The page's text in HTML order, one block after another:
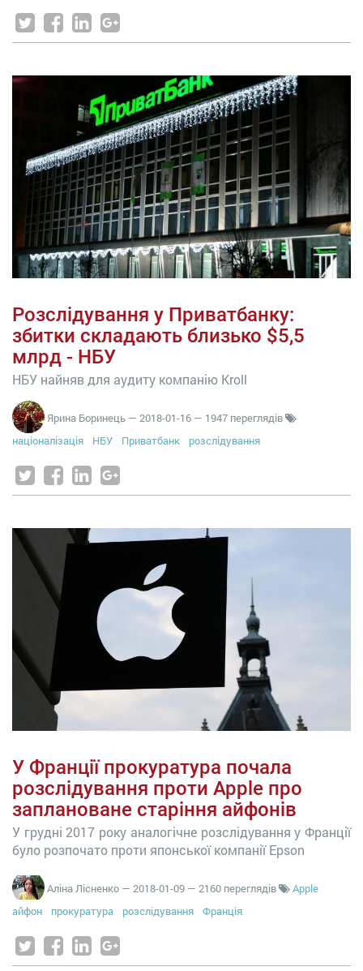
Розслідування у Приватбанку:
збитки складають близько $5,5
млрд - НБУ
НБУ найняв для аудиту компанію Kroll
Ярина Боринець — 2018-01-16 — 1947 переглядів
націоналізація
НБУ Приватбанк розслідування
У Франції прокуратура почала
розслідування проти Apple про
заплановане старіння айфонів
У грудні 2017 року аналогічне розслідування у Франції
було розпочато проти японської компанії Epson
Аліна Лісненко — 2018-01-09 — 2160 переглядів
Apple
айфон
прокуратура розслідування Франція